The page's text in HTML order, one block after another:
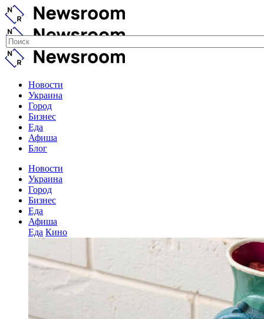
Новости
Украина
Город
Бизнес
Еда
Афиша
Блог
Новости
Украина
Город
Бизнес
Еда
Афиша
Еда Кино